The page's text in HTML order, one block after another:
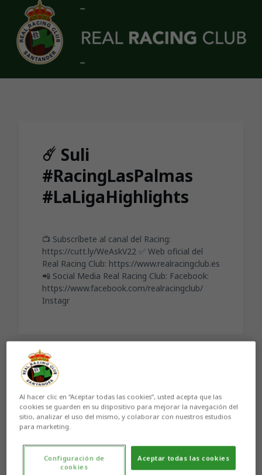
Skip to main content
☄️ Suli
#RacingLasPalmas
#LaLigaHighlights
📺 Subscríbete al canal del Racing:
https://cutt.ly/WeAskV22 ✅ Web oficial del
Real Racing Club: https://www.realracingclub.es
📲 Social Media Real Racing Club: Facebook:
https://www.facebook.com/realracingclub/
Instagr
Aún no hay reacciones. ¡Sé el primero!
Al hacer clic en “Aceptar todas las cookies”, usted acepta que las
cookies se guarden en su dispositivo para mejorar la navegación del
sitio, analizar el uso del mismo, y colaborar con nuestros estudios
para marketing.
Aceptar todas las cookies
Configuración de
cookies